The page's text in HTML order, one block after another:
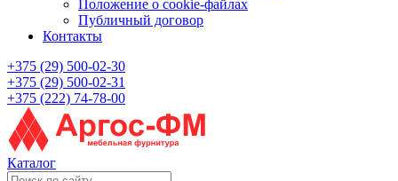
Положение о cookie-файлах
Публичный договор
Контакты
+375 (29) 500-02-30
+375 (29) 500-02-31
+375 (222) 74-78-00
Каталог